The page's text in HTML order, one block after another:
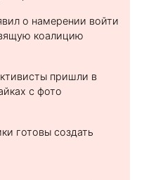
о намерении войти
коалицию
пришли в
с фото
готовы создать